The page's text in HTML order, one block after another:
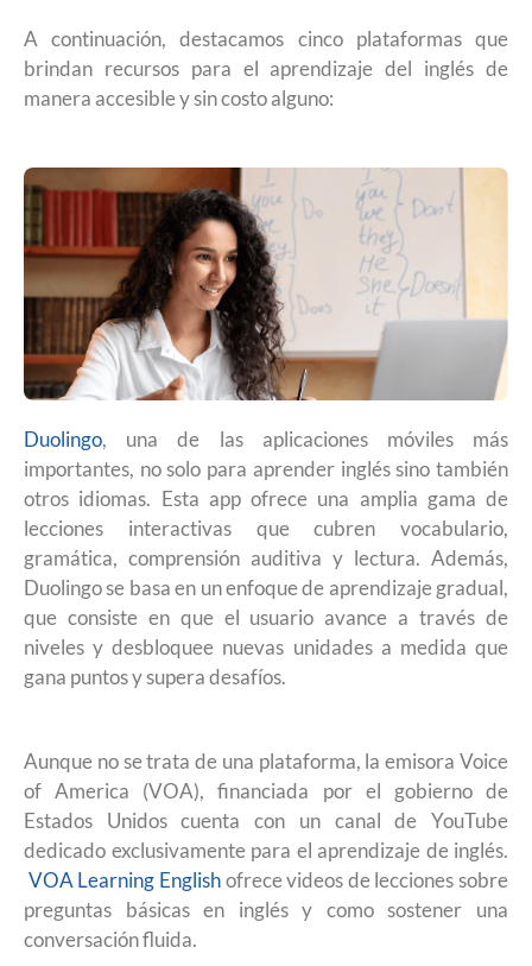
A continuación, destacamos cinco plataformas que
brindan recursos para el aprendizaje del inglés de
manera accesible y sin costo alguno:
Duolingo, una de las aplicaciones móviles más
importantes, no solo para aprender inglés sino también
otros idiomas. Esta app ofrece una amplia gama de
lecciones interactivas que cubren vocabulario,
gramática, comprensión auditiva y lectura. Además,
Duolingo se basa en un enfoque de aprendizaje gradual,
que consiste en que el usuario avance a través de
niveles y desbloquee nuevas unidades a medida que
gana puntos y supera desafíos.
Aunque no se trata de una plataforma, la emisora Voice
of America (VOA), financiada por el gobierno de
Estados Unidos cuenta con un canal de YouTube
dedicado exclusivamente para el aprendizaje de inglés.
VOA Learning Englishofrece videos de lecciones sobre
preguntas básicas en inglés y como sostener una
conversación fluida.